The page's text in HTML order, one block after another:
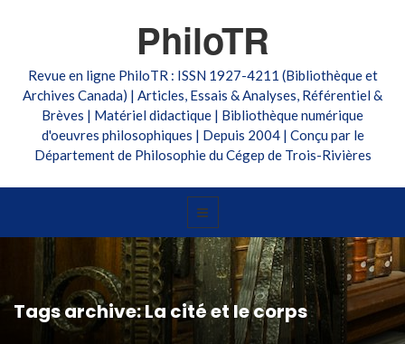
PhiloTR
Revue en ligne PhiloTR : ISSN 1927-4211 (Bibliothèque et
Archives Canada) | Articles, Essais & Analyses, Référentiel &
Brèves | Matériel didactique | Bibliothèque numérique
d'oeuvres philosophiques | Depuis 2004 | Conçu par le
Département de Philosophie du Cégep de Trois-Rivières
Tags archive: La cité et le corps